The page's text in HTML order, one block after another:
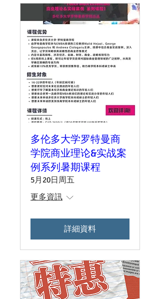
多伦多大学罗特曼商
学院商业理论&实战案
例系列暑期课程
5月20日周五
更多資訊
詳細資料